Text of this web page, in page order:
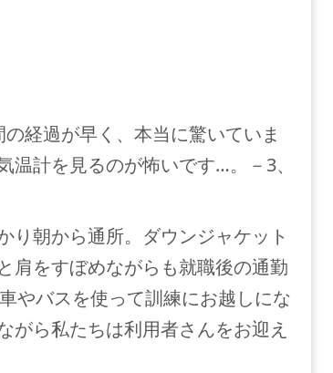
経過が早く、本当に驚いていま
計を見るのが怖いです…。－3、
り朝から通所。ダウンジャケット
肩をすぼめながらも就職後の通勤
やバスを使って訓練にお越しにな
がら私たちは利用者さんをお迎え